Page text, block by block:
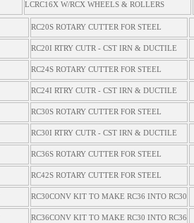
LCRC16X W/RCX WHEELS & ROLLERS
RC20S ROTARY CUTTER FOR STEEL
RC20I RTRY CUTR - CST IRN & DUCTILE
RC24S ROTARY CUTTER FOR STEEL
RC24I RTRY CUTR - CST IRN & DUCTILE
RC30S ROTARY CUTTER FOR STEEL
RC30I RTRY CUTR - CST IRN & DUCTILE
RC36S ROTARY CUTTER FOR STEEL
RC42S ROTARY CUTTER FOR STEEL
RC30CONV KIT TO MAKE RC36 INTO RC30
RC36CONV KIT TO MAKE RC30 INTO RC36